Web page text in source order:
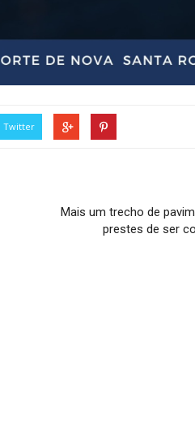
Twitter
Mais um trecho de
prestes de ser